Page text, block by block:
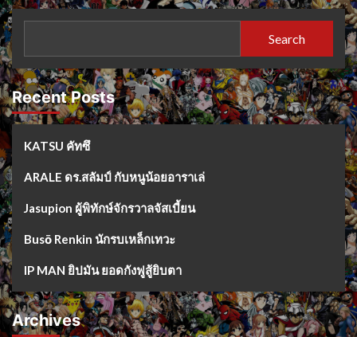
Search
Recent Posts
KATSU คัทซึ
ARALE ดร.สลัมป์ กับหนูน้อยอาราเล่
Jasupion ผู้พิทักษ์จักรวาลจัสเบี้ยน
Busō Renkin นักรบเหล็กเทวะ
IP MAN ยิปมัน ยอดกังฟูสู้ยิบตา
Archives